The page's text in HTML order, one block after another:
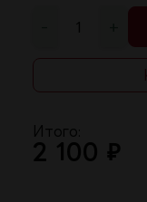
Итого:
2 100 ₽